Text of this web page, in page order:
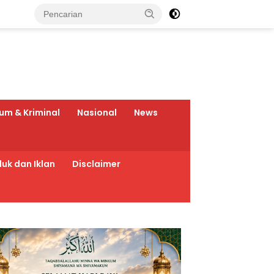
& Kriminal Nasional News
dan Iklan Disclaimer